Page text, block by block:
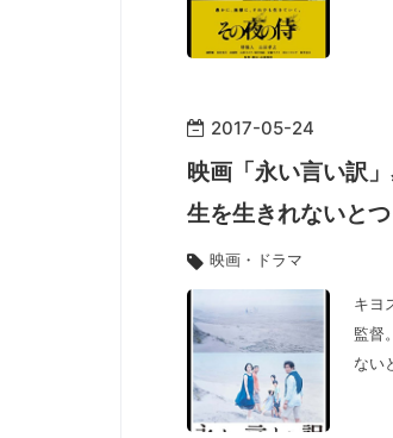
2017-05-24
映画「永い言い訳
生を生きれないとつ
映画・ドラマ
キヨ
監督
ない